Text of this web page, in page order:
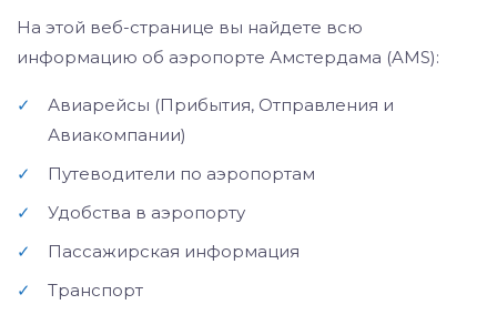
На этой веб-странице вы найдете всю
информацию об аэропорте Амстердама (AMS):
✓
Авиарейсы (Прибытия, Отправления и
Авиакомпании)
✓
Путеводители по аэропортам
✓
Удобства в аэропорту
✓
Пассажирская информация
✓
Транспорт